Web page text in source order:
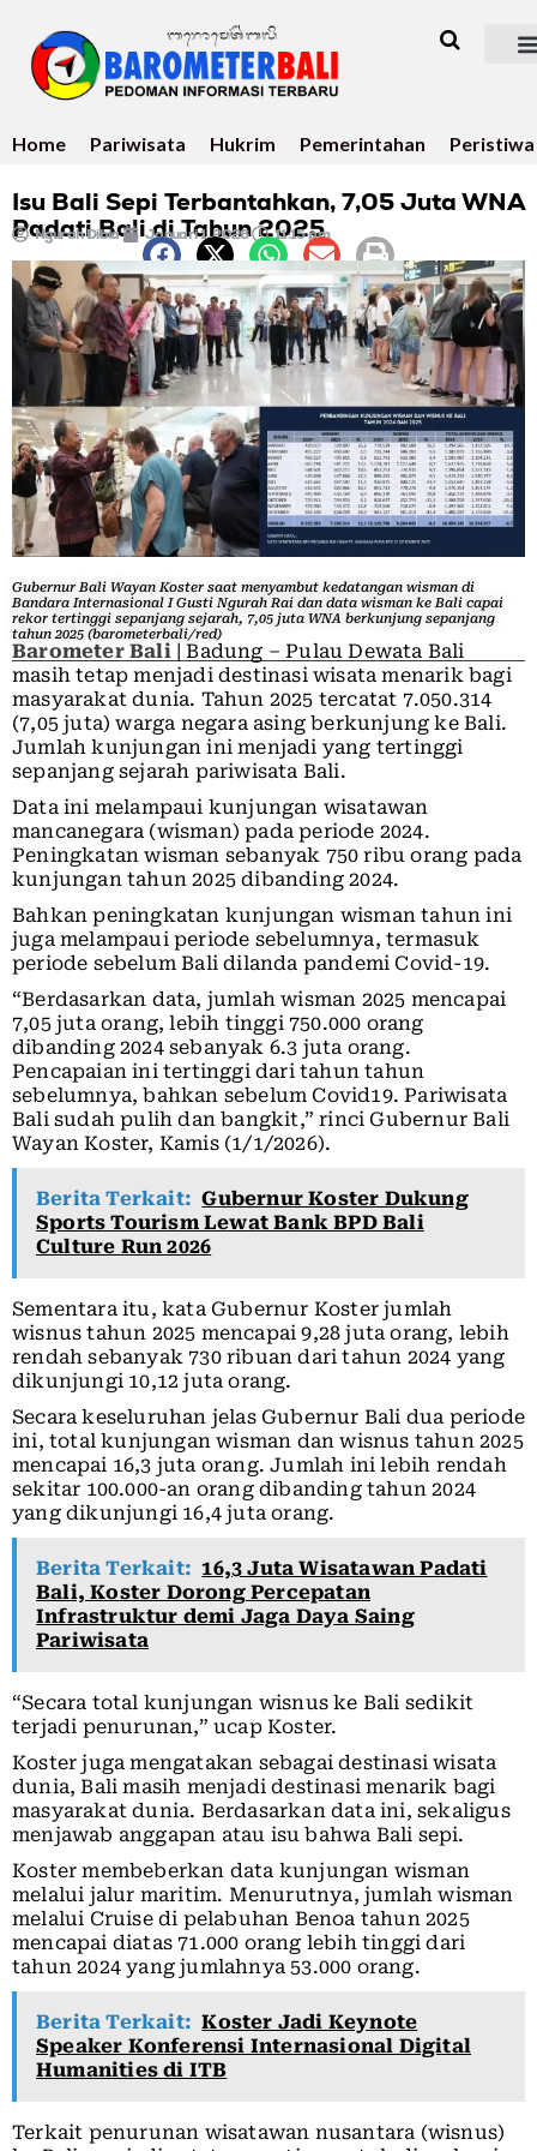
Home Pariwisata Hukrim Pemerintahan Peristiwa
Isu Bali Sepi Terbantahkan, 7,05 Juta WNA
Padati Bali di Tahun 2025
Ngurah Dibia Januari 1, 2026 11:15 pm
Gubernur Bali Wayan Koster saat menyambut kedatangan wisman di
Bandara Internasional I Gusti Ngurah Rai dan data wisman ke Bali capai
rekor tertinggi sepanjang sejarah, 7,05 juta WNA berkunjung sepanjang
tahun 2025 (barometerbali/red)
Barometer Bali| Badung – Pulau Dewata Bali
masih tetap menjadi destinasi wisata menarik bagi
masyarakat dunia. Tahun 2025 tercatat 7.050.314
(7,05 juta) warga negara asing berkunjung ke Bali.
Jumlah kunjungan ini menjadi yang tertinggi
sepanjang sejarah pariwisata Bali.
Data ini melampaui kunjungan wisatawan
mancanegara (wisman) pada periode 2024.
Peningkatan wisman sebanyak 750 ribu orang pada
kunjungan tahun 2025 dibanding 2024.
Bahkan peningkatan kunjungan wisman tahun ini
juga melampaui periode sebelumnya, termasuk
periode sebelum Bali dilanda pandemi Covid-19.
“Berdasarkan data, jumlah wisman 2025 mencapai
7,05 juta orang, lebih tinggi 750.000 orang
dibanding 2024 sebanyak 6.3 juta orang.
Pencapaian ini tertinggi dari tahun tahun
sebelumnya, bahkan sebelum Covid19. Pariwisata
Bali sudah pulih dan bangkit,” rinci Gubernur Bali
Wayan Koster, Kamis (1/1/2026).
Berita Terkait: Gubernur Koster Dukung
Sports Tourism Lewat Bank BPD Bali
Culture Run 2026
Sementara itu, kata Gubernur Koster jumlah
wisnus tahun 2025 mencapai 9,28 juta orang, lebih
rendah sebanyak 730 ribuan dari tahun 2024 yang
dikunjungi 10,12 juta orang.
Secara keseluruhan jelas Gubernur Bali dua periode
ini, total kunjungan wisman dan wisnus tahun 2025
mencapai 16,3 juta orang. Jumlah ini lebih rendah
sekitar 100.000-an orang dibanding tahun 2024
yang dikunjungi 16,4 juta orang.
Berita Terkait: 16,3 Juta Wisatawan Padati
Bali, Koster Dorong Percepatan
Infrastruktur demi Jaga Daya Saing
Pariwisata
“Secara total kunjungan wisnus ke Bali sedikit
terjadi penurunan,” ucap Koster.
Koster juga mengatakan sebagai destinasi wisata
dunia, Bali masih menjadi destinasi menarik bagi
masyarakat dunia. Berdasarkan data ini, sekaligus
menjawab anggapan atau isu bahwa Bali sepi.
Koster membeberkan data kunjungan wisman
melalui jalur maritim. Menurutnya, jumlah wisman
melalui Cruise di pelabuhan Benoa tahun 2025
mencapai diatas 71.000 orang lebih tinggi dari
tahun 2024 yang jumlahnya 53.000 orang.
Berita Terkait: Koster Jadi Keynote
Speaker Konferensi Internasional Digital
Humanities di ITB
Terkait penurunan wisatawan nusantara (wisnus)